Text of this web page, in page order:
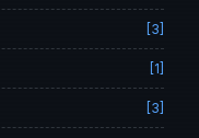
[3]
[1]
[3]